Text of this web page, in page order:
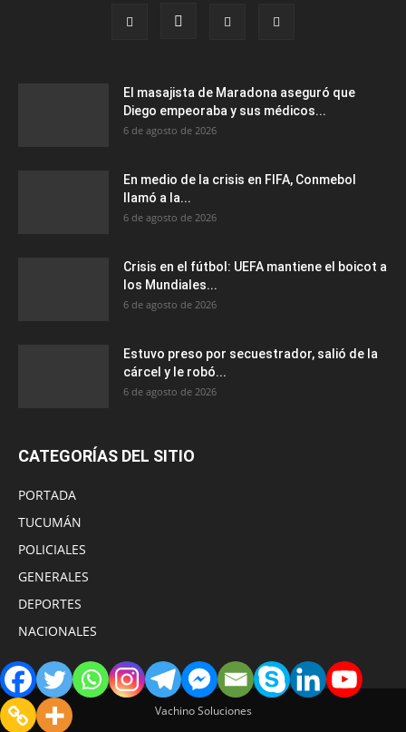
El masajista de Maradona aseguró que
Diego empeoraba y sus médicos...
6 de agosto de 2026
En medio de la crisis en FIFA, Conmebol
llamó a la...
6 de agosto de 2026
Crisis en el fútbol: UEFA mantiene el boicot a
los Mundiales...
6 de agosto de 2026
Estuvo preso por secuestrador, salió de la
cárcel y le robó...
6 de agosto de 2026
CATEGORÍAS DEL SITIO
PORTADA
TUCUMÁN
POLICIALES
GENERALES
DEPORTES
NACIONALES
Vachino Soluciones